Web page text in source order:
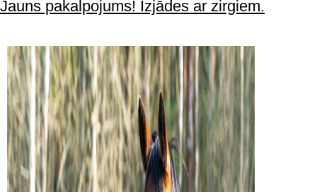
Jauns pakalpojums! Izjādes ar zirgiem.